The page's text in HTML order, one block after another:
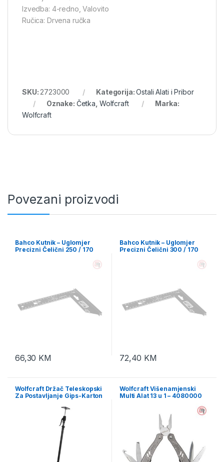
Izvedba: 4-redno, Valovito
Ručica: Drvena ručka
SKU: 2723000 Kategorija:Ostali Alati i Pribor
Oznake: Četka Wolfcraft
Marka:
Wolfcraft
Povezani proizvodi
Bahco Kutnik – Uglomjer
Precizni Čelični 250 / 170
66,30 KM
Bahco Kutnik – Uglomjer
Precizni Čelični 300 / 170
72,40 KM
Wolfcraft Držač Teleskopski
Za Postavljanje Gips-Karton
Wolfcraft Višenamjenski
Multi Alat 13 u 1 – 4080000